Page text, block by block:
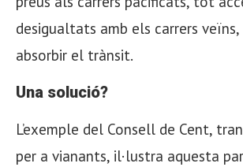
desigualtats amb els carrers
absorbir el trànsit.
Una solució?
L’exemple del Consell de Cent,
per a vianants, il·lustra aquesta